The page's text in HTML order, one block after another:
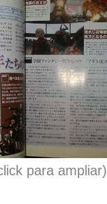
para ampliar)